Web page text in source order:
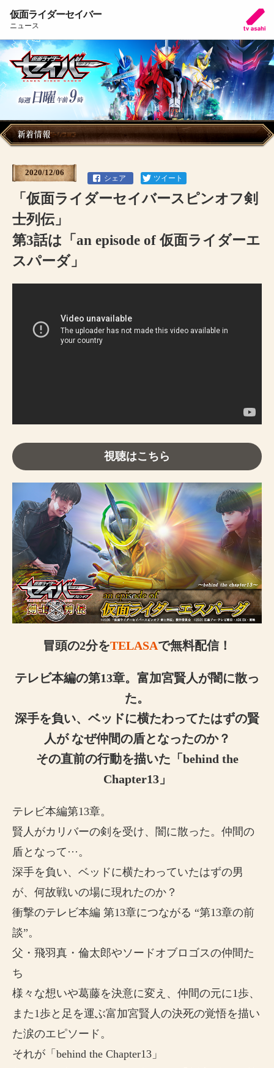
仮面ライダーセイバー
ニュース
2020/12/06
「仮面ライダーセイバースピンオフ剣
士列伝」
第3話は「an episode of 仮面ライダーエ
スパーダ」
視聴はこちら
冒頭の2分をTELASAで無料配信！
テレビ本編の第13章。富加宮賢人が闇に散っ
た。
深手を負い、ベッドに横たわってたはずの賢
人がなぜ仲間の盾となったのか？
その直前の行動を描いた「behind the
Chapter13」
テレビ本編第13章。
賢人がカリバーの剣を受け、闇に散った。仲間の
盾となって···。
深手を負い、ベッドに横たわっていたはずの男
が、何故戦いの場に現れたのか？
衝撃のテレビ本編 第13章につながる “第13章の前
談”。
父・飛羽真・倫太郎やソードオブロゴスの仲間た
ち
様々な想いや葛藤を決意に変え、仲間の元に1歩、
また1歩と足を運ぶ富加宮賢人の決死の覚悟を描い
た涙のエピソード。
それが「behind the Chapter13」